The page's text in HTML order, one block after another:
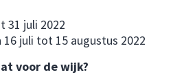
31 juli 2022
juli tot 15 augustus 2022
voor de wijk?